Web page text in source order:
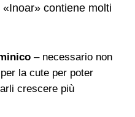
contiene molti
– necessario non
la cute per poter
crescere più